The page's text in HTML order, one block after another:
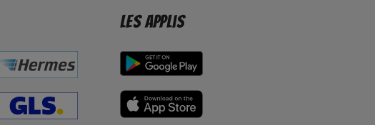
Les applis